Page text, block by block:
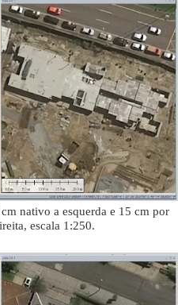
nativo a esquerda e 15 cm por
escala 1:250.